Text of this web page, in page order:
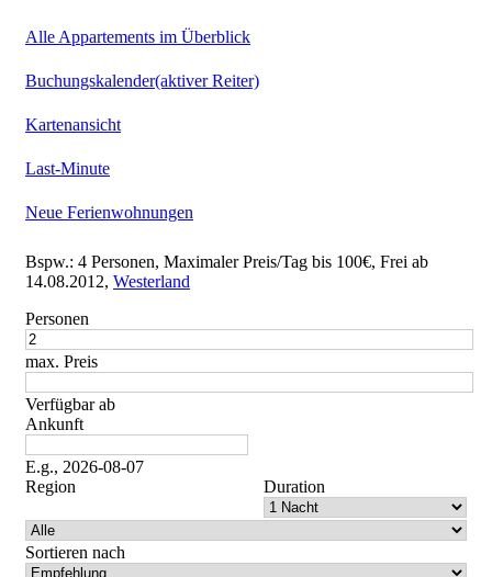
Alle Appartements im Überblick
Buchungskalender(aktiver Reiter)
Kartenansicht
Last-Minute
Neue Ferienwohnungen
Bspw.: 4 Personen, Maximaler Preis/Tag bis 100€, Frei ab
14.08.2012, Westerland
Personen
max. Preis
Verfügbar ab
Ankunft
E.g., 2026-08-07
Duration
Region
Sortieren nach